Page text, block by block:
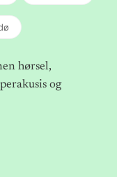
hørsel,
og